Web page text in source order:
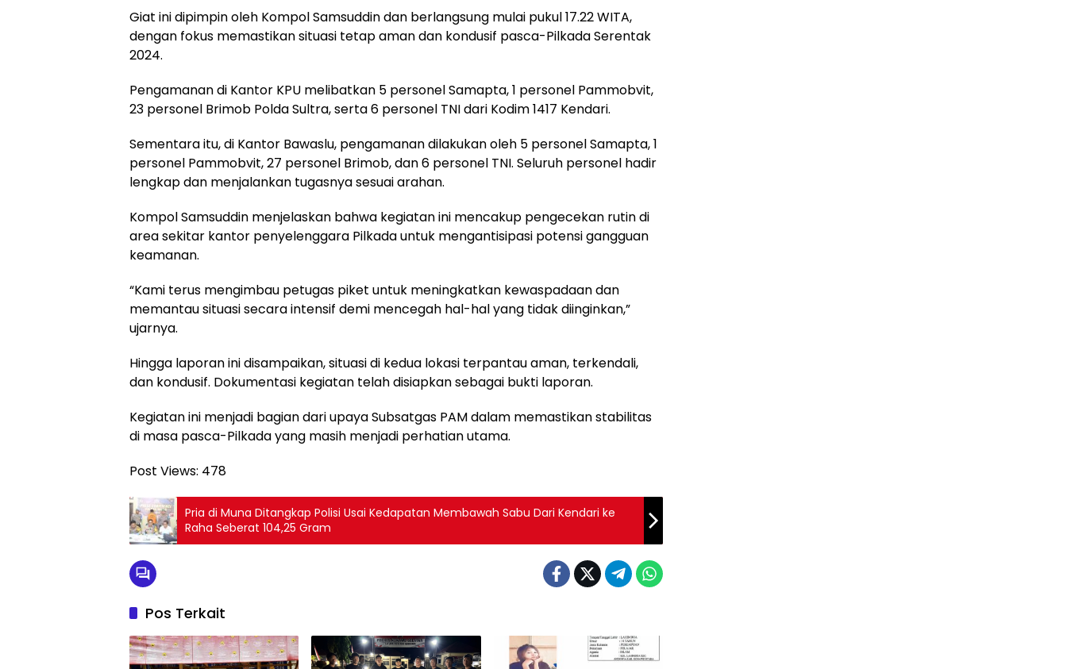
Giat ini dipimpin oleh Kompol Samsuddin dan berlangsung mulai pukul 17.22 WITA,
dengan fokus memastikan situasi tetap aman dan kondusif pasca-Pilkada Serentak
2024.
Pengamanan di Kantor KPU melibatkan 5 personel Samapta, 1 personel Pammobvit,
23 personel Brimob Polda Sultra, serta 6 personel TNI dari Kodim 1417 Kendari.
Sementara itu, di Kantor Bawaslu, pengamanan dilakukan oleh 5 personel Samapta, 1
personel Pammobvit, 27 personel Brimob, dan 6 personel TNI. Seluruh personel hadir
lengkap dan menjalankan tugasnya sesuai arahan.
Kompol Samsuddin menjelaskan bahwa kegiatan ini mencakup pengecekan rutin di
area sekitar kantor penyelenggara Pilkada untuk mengantisipasi potensi gangguan
keamanan.
“Kami terus mengimbau petugas piket untuk meningkatkan kewaspadaan dan
memantau situasi secara intensif demi mencegah hal-hal yang tidak diinginkan,”
ujarnya.
Hingga laporan ini disampaikan, situasi di kedua lokasi terpantau aman, terkendali,
dan kondusif. Dokumentasi kegiatan telah disiapkan sebagai bukti laporan.
Kegiatan ini menjadi bagian dari upaya Subsatgas PAM dalam memastikan stabilitas
di masa pasca-Pilkada yang masih menjadi perhatian utama.
Post Views: 478
Pria di Muna Ditangkap Polisi Usai Kedapatan Membawah Sabu Dari Kendari ke
Raha Seberat 104,25 Gram
Pos Terkait